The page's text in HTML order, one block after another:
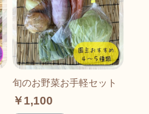
旬のお野菜お手軽セット
￥1,100